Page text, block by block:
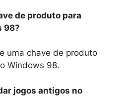
de produto para
98?
uma chave de produto
Windows 98.
jogos antigos no